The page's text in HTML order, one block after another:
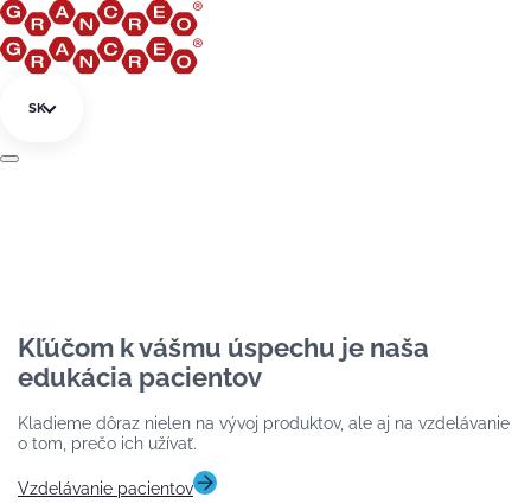
Preskočiť na obsah
SK
Kľúčom k vášmu úspechu je naša
edukácia pacientov
Kladieme dôraz nielen na vývoj produktov, ale aj na vzdelávanie
o tom, prečo ich užívať.
Vzdelávanie pacientov